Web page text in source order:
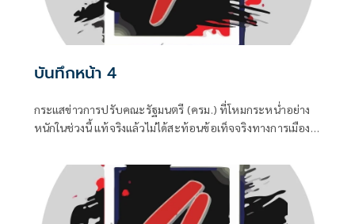
บันทึกหน้า 4
กระแสข่าวการปรับคณะรัฐมนตรี (ครม.) ที่โหมกระหน่ำอย่าง
หนักในช่วงนี้ แท้จริงแล้วไม่ได้สะท้อนข้อเท็จจริงทางการเมือง
จากสองทางหลัก คือกลุ่มคนนอกที่ไม่ชอบรัฐบาล พยายามดิส
เครดิตเพื่อสร้างความสั่นคลอน และ สส.บางกลุ่มในพรรค
สีน้ำเงินที่กระหายเก้าอี้กระทรวง